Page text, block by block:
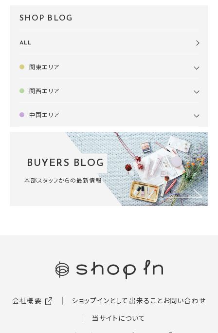
SHOP BLOG
ALL
関東エリア
関西エリア
中国エリア
BUYERS BLOG
本部スタッフからの最新情報
会社概要 ショップインとして出来ることお問い合わせ
当サイトについて